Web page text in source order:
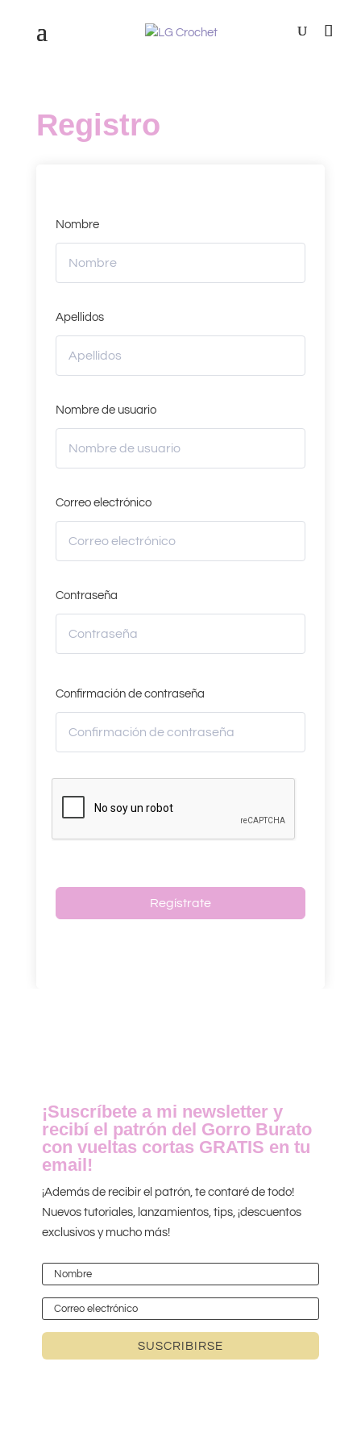
Registro
Nombre
Apellidos
Nombre de usuario
Correo electrónico
Contraseña
Confirmación de contraseña
Regístrate
¡Suscríbete a mi newsletter y
recibí el patrón del Gorro Burato
con vueltas cortas GRATIS en tu
email!
¡Además de recibir el patrón, te contaré de todo!
Nuevos tutoriales, lanzamientos, tips, ¡descuentos
exclusivos y mucho más!
SUSCRIBIRSE